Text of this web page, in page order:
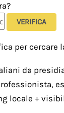
VERIFICA
per cercare
da
locale +